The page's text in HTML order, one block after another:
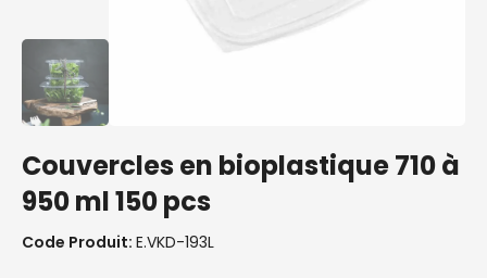
Couvercles en bioplastique 710 à
950 ml 150 pcs
Code Produit: E.VKD-193L